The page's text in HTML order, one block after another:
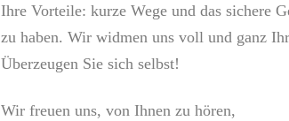
Ihre Vorteile: kurze Wege und das sichere
zu haben. Wir widmen uns voll und ganz
Überzeugen Sie sich selbst!
Wir freuen uns, von Ihnen zu hören,